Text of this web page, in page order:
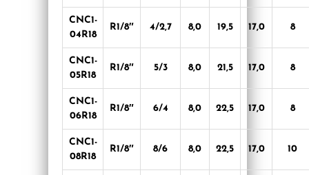
CNC1-
04R18
R1/8″ 4/2,7 8,0 19,5 17,0 8
CNC1-
05R18
R1/8″ 5/3 8,0 21,5 17,0 8
CNC1-
06R18
R1/8″ 6/4 8,0 22,5 17,0 8
CNC1-
08R18
R1/8″ 8/6 8,0 22,5 17,0 10